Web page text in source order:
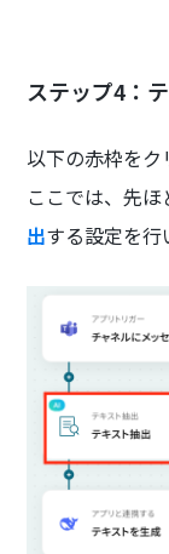
ステップ4：
以下の赤枠をク
ここでは、先
出する設定を行